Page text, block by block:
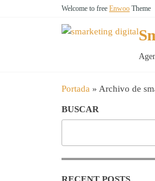
Welcome to free Enwoo Theme
Portada » Archivo de
BUSCAR